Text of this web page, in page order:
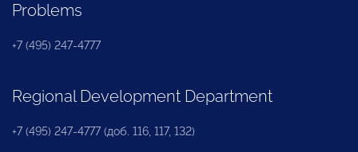
Problems
+7 (495) 247-4777
Regional Development Department
+7 (495) 247-4777 (доб. 116, 117, 132)